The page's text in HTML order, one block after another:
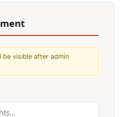
be visible after admin